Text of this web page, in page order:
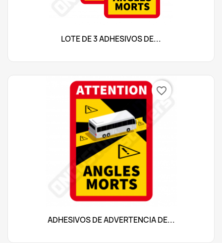
LOTE DE 3 ADHESIVOS DE...
ADHESIVOS DE ADVERTENCIA DE...
favorite_border